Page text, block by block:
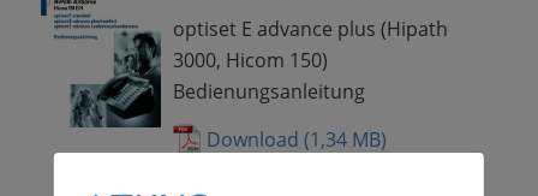
optiset E advance plus (Hipath
3000, Hicom 150)
Bedienungsanleitung
Download